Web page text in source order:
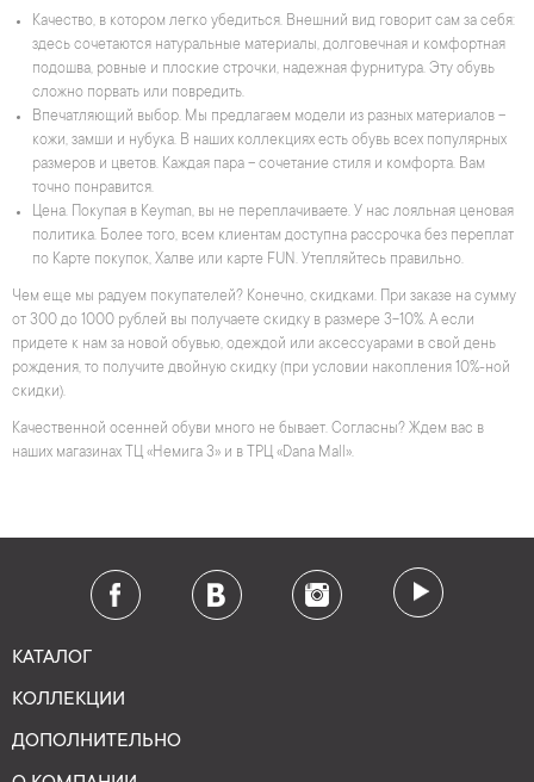
Качество, в котором легко убедиться. Внешний вид говорит сам за себя:
здесь сочетаются натуральные материалы, долговечная и комфортная
подошва, ровные и плоские строчки, надежная фурнитура. Эту обувь
сложно порвать или повредить.
Впечатляющий выбор. Мы предлагаем модели из разных материалов –
кожи, замши и нубука. В наших коллекциях есть обувь всех популярных
размеров и цветов. Каждая пара – сочетание стиля и комфорта. Вам
точно понравится.
Цена. Покупая в Keyman, вы не переплачиваете. У нас лояльная ценовая
политика. Более того, всем клиентам доступна рассрочка без переплат
по Карте покупок, Халве или карте FUN. Утепляйтесь правильно.
Чем еще мы радуем покупателей? Конечно, скидками. При заказе на сумму
от 300 до 1000 рублей вы получаете скидку в размере 3-10%. А если
придете к нам за новой обувью, одеждой или аксессуарами в свой день
рождения, то получите двойную скидку (при условии накопления 10%-ной
скидки).
Качественной осенней обуви много не бывает. Согласны? Ждем вас в
наших магазинах ТЦ «Немига 3» и в ТРЦ «Dana Mall».
КАТАЛОГ
КОЛЛЕКЦИИ
ДОПОЛНИТЕЛЬНО